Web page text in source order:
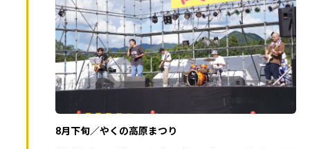
8月下旬／やくの高原まつり